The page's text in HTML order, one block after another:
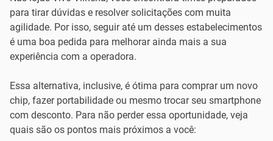
para tirar dúvidas e resolver solicitações com muita
agilidade. Por isso, seguir até um desses estabelecimentos
é uma boa pedida para melhorar ainda mais a sua
experiência com a operadora.
Essa alternativa, inclusive, é ótima para comprar um novo
chip, fazer portabilidade ou mesmo trocar seu smartphone
com desconto. Para não perder essa oportunidade, veja
quais são os pontos mais próximos a você: